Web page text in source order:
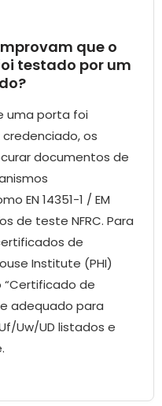
que o
testado por um
uma porta foi
os
documentos de
EN 14351-1 / EM
de teste NFRC. Para
de
Institute (PHI)
“Certificado de
adequado para
Uw/UD listados e